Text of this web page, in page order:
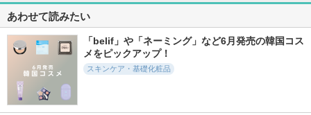
スキンパワー リニ
ュー クリーム
PDRN ヒアルロン酸
ABC-Gピールウォ
あわせて読みたい
「belif」や「ネーミング」など6月発売の韓国コス
メをピックアップ！
スキンケア・基礎化粧品